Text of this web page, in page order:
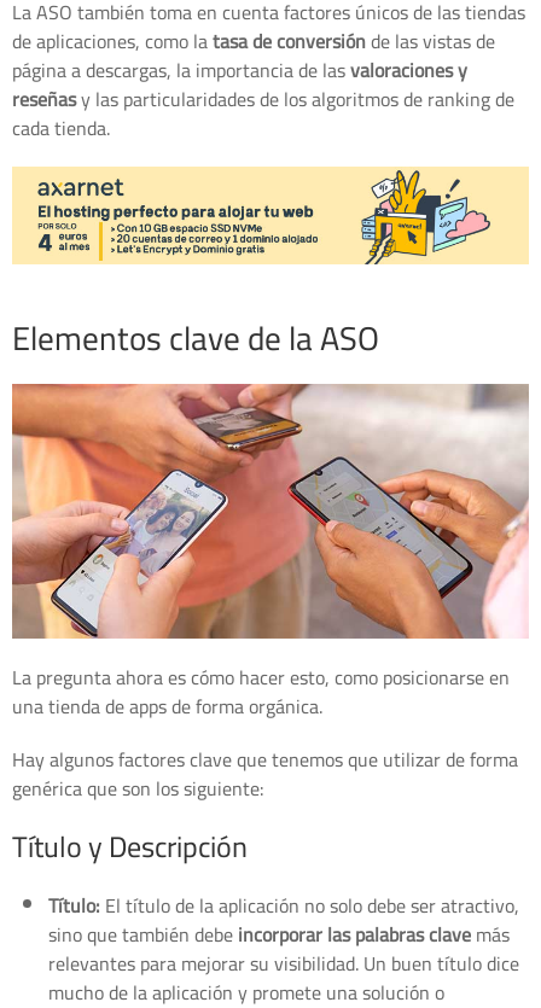
La ASO también toma en cuenta factores únicos de las tiendas
de aplicaciones, como latasa de conversiónde las vistas de
página a descargas, la importancia de lasvaloraciones y
reseñasy las particularidades de los algoritmos de ranking de
cada tienda.
Elementos clave de la ASO
La pregunta ahora es cómo hacer esto, como posicionarse en
una tienda de apps de forma orgánica.
Hay algunos factores clave que tenemos que utilizar de forma
genérica que son los siguiente:
Título y Descripción
Título: El título de la aplicación no solo debe ser atractivo,
sino que también debeincorporar las palabras clavemás
relevantes para mejorar su visibilidad. Un buen título dice
mucho de la aplicación y promete una solución o